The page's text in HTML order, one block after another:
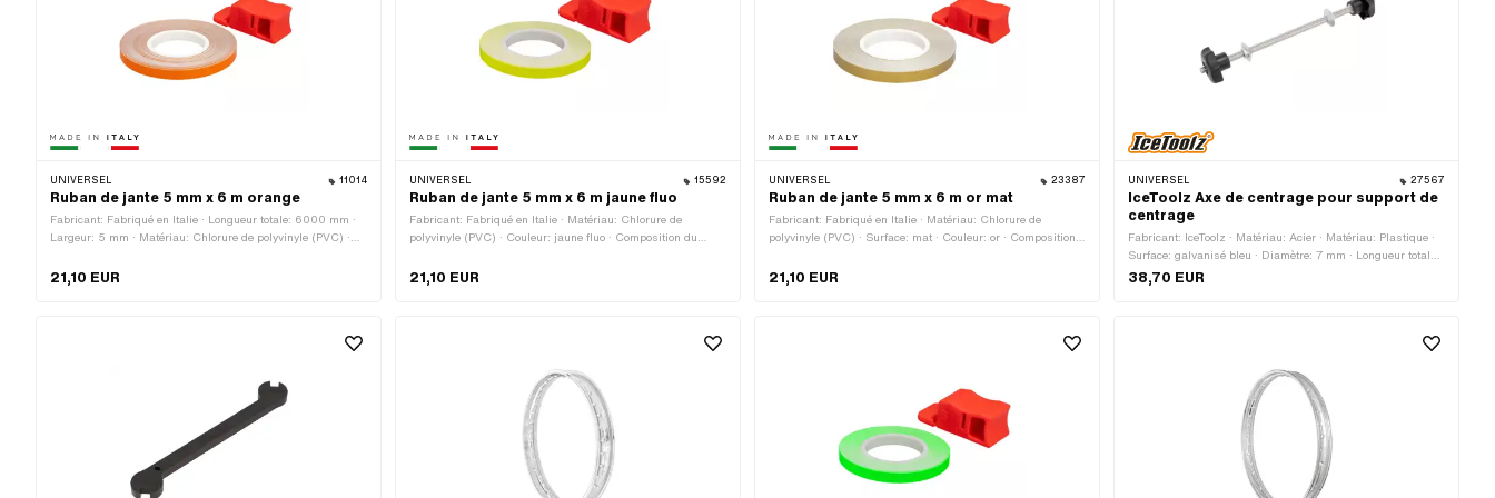
UNIVERSEL 11014
Ruban de jante 5 mm x 6 m orange
Fabricant: Fabriqué en Italie · Longueur totale: 6000 mm ·
Largeur: 5 mm · Matériau: Chlorure de polyvinyle (PVC) ·
d'utilisation: Roue · Transferfolie: Non
21,10 EUR
UNIVERSEL 15592
Ruban de jante 5 mm x 6 m jaune fluo
Fabricant: Fabriqué en Italie · Matériau: Chlorure de
polyvinyle (PVC) · Couleur: jaune fluo · Composition du
Roue · Largeur: 5 mm · Transferfolie: Non
21,10 EUR
UNIVERSEL 23387
Ruban de jante 5 mm x 6 m or mat
Fabricant: Fabriqué en Italie · Matériau: Chlorure de
polyvinyle (PVC) · Surface: mat · Couleur: or · Composition
d'utilisation: Roue · Largeur: 5 mm · Transferfolie: Oui
21,10 EUR
UNIVERSEL 27567
IceToolz Axe de centrage pour support de
centrage
Fabricant: IceToolz · Matériau: Acier · Matériau: Plastique ·
Surface: galvanisé bleu · Diamètre: 7 mm · Longueur totale:
220 mm
38,70 EUR